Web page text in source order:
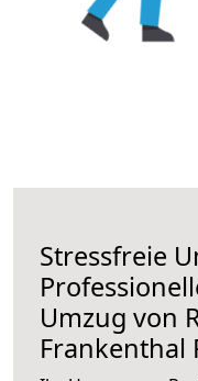
Stressfreie
Umzug von
Frankenthal